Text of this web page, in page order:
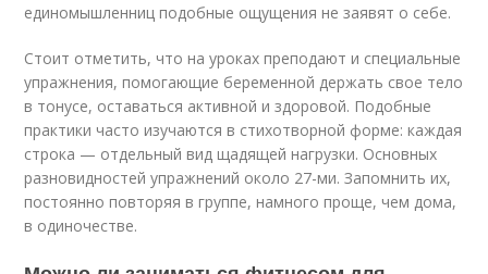
единомышленниц подобные ощущения не заявят о себе.
Стоит отметить, что на уроках преподают и специальные
упражнения, помогающие беременной держать свое тело
в тонусе, оставаться активной и здоровой. Подобные
практики часто изучаются в стихотворной форме: каждая
строка — отдельный вид щадящей нагрузки. Основных
разновидностей упражнений около 27-ми. Запомнить их,
постоянно повторяя в группе, намного проще, чем дома,
в одиночестве.